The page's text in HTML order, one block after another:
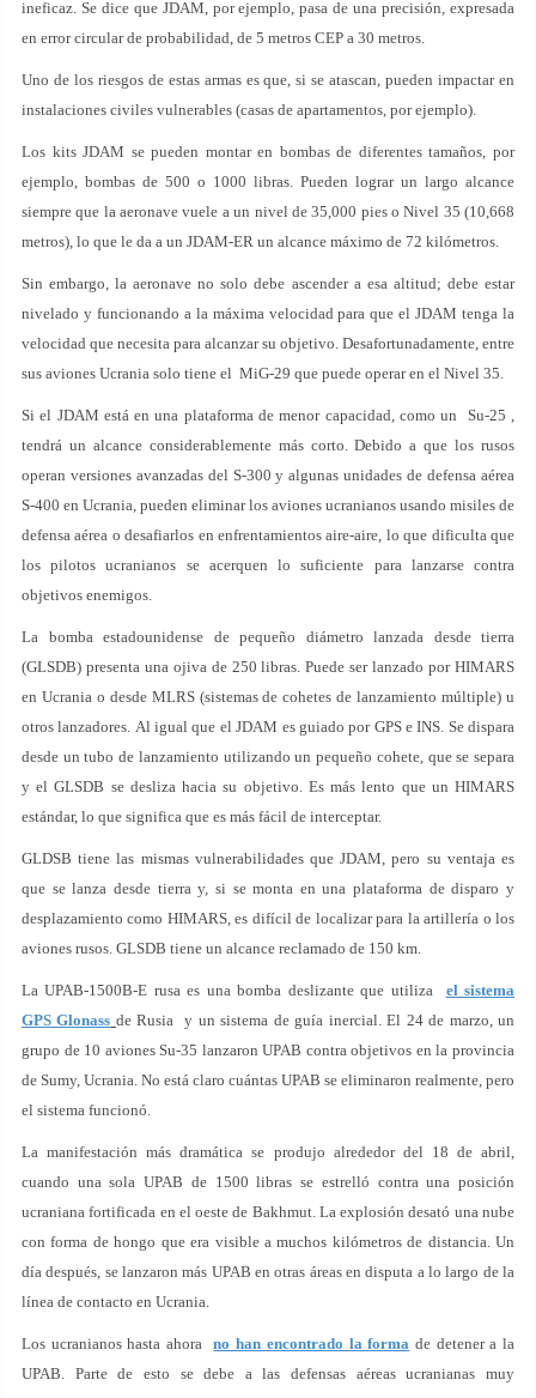
ineficaz. Se dice que JDAM, por ejemplo, pasa de una precisión, expresada
en error circular de probabilidad, de 5 metros CEP a 30 metros.
Uno de los riesgos de estas armas es que, si se atascan, pueden impactar en
instalaciones civiles vulnerables (casas de apartamentos, por ejemplo).
Los kits JDAM se pueden montar en bombas de diferentes tamaños, por
ejemplo, bombas de 500 o 1000 libras. Pueden lograr un largo alcance
siempre que la aeronave vuele a un nivel de 35,000 pies o Nivel 35 (10,668
metros), lo que le da a un JDAM-ER un alcance máximo de 72 kilómetros.
Sin embargo, la aeronave no solo debe ascender a esa altitud; debe estar
nivelado y funcionando a la máxima velocidad para que el JDAM tenga la
velocidad que necesita para alcanzar su objetivo. Desafortunadamente, entre
sus aviones Ucrania solo tiene el MiG-29 que puede operar en el Nivel 35.
Si el JDAM está en una plataforma de menor capacidad, como un Su-25 ,
tendrá un alcance considerablemente más corto. Debido a que los rusos
operan versiones avanzadas del S-300 y algunas unidades de defensa aérea
S-400 en Ucrania, pueden eliminar los aviones ucranianos usando misiles de
defensa aérea o desafiarlos en enfrentamientos aire-aire, lo que dificulta que
los pilotos ucranianos se acerquen lo suficiente para lanzarse contra
objetivos enemigos.
La bomba estadounidense de pequeño diámetro lanzada desde tierra
(GLSDB) presenta una ojiva de 250 libras. Puede ser lanzado por HIMARS
en Ucrania o desde MLRS (sistemas de cohetes de lanzamiento múltiple) u
otros lanzadores. Al igual que el JDAM es guiado por GPS e INS. Se dispara
desde un tubo de lanzamiento utilizando un pequeño cohete, que se separa
y el GLSDB se desliza hacia su objetivo. Es más lento que un HIMARS
estándar, lo que significa que es más fácil de interceptar.
GLDSB tiene las mismas vulnerabilidades que JDAM, pero su ventaja es
que se lanza desde tierra y, si se monta en una plataforma de disparo y
desplazamiento como HIMARS, es difícil de localizar para la artillería o los
aviones rusos. GLSDB tiene un alcance reclamado de 150 km.
La UPAB-1500B-E rusa es una bomba deslizante que utiliza el sistema
GPS Glonass de Rusia y un sistema de guía inercial. El 24 de marzo, un
grupo de 10 aviones Su-35 lanzaron UPAB contra objetivos en la provincia
de Sumy, Ucrania. No está claro cuántas UPAB se eliminaron realmente, pero
el sistema funcionó.
La manifestación más dramática se produjo alrededor del 18 de abril,
cuando una sola UPAB de 1500 libras se estrelló contra una posición
ucraniana fortificada en el oeste de Bakhmut. La explosión desató una nube
con forma de hongo que era visible a muchos kilómetros de distancia. Un
día después, se lanzaron más UPAB en otras áreas en disputa a lo largo de la
línea de contacto en Ucrania.
Los ucranianos hasta ahorano han encontrado la forma de detener a la
UPAB. Parte de esto se debe a las defensas aéreas ucranianas muy